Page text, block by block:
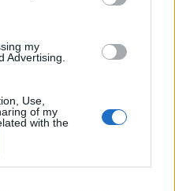
my
Advertising.
Use,
of my
with the
angolul
(DNS vagy RNS)
rendkívül
széles körben